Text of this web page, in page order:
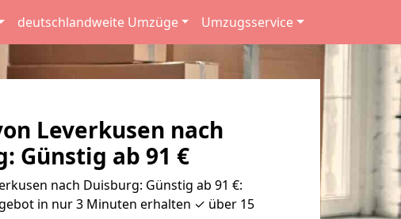
deutschlandweite Umzüge Umzugsservice
Leverkusen nach
Günstig ab 91 €
nach Duisburg: Günstig ab 91 €:
in nur 3 Minuten erhalten ✓ über 15